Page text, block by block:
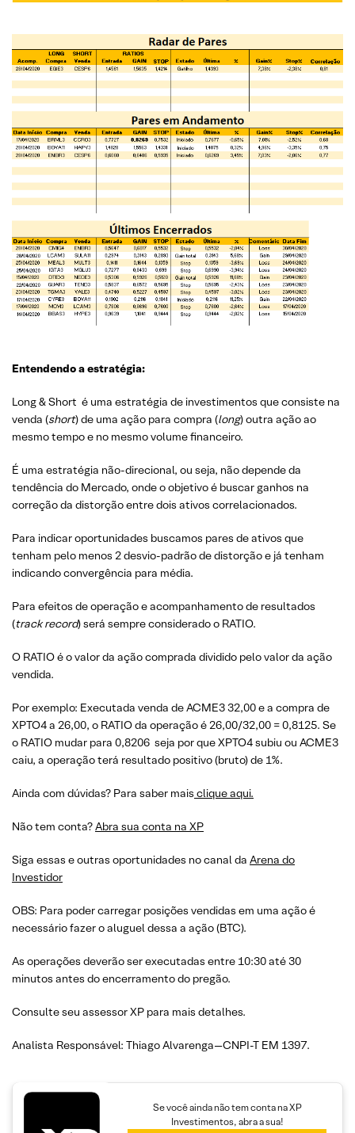
Entendendo a estratégia:
Long & Short é uma estratégia de investimentos que consiste na
venda (short) de uma ação para compra (long) outra ação ao
mesmo tempo e no mesmo volume financeiro.
É uma estratégia não-direcional, ou seja, não depende da
tendência do Mercado, onde o objetivo é buscar ganhos na
correção da distorção entre dois ativos correlacionados.
Para indicar oportunidades buscamos pares de ativos que
tenham pelo menos 2 desvio-padrão de distorção e já tenham
indicando convergência para média.
Para efeitos de operação e acompanhamento de resultados
(track record) será sempre considerado o RATIO.
O RATIO é o valor da ação comprada dividido pelo valor da ação
vendida.
Por exemplo: Executada venda de ACME3 32,00 e a compra de
XPTO4 a 26,00, o RATIO da operação é 26,00/32,00 = 0,8125. Se
o RATIO mudar para 0,8206 seja por que XPTO4 subiu ou ACME3
caiu, a operação terá resultado positivo (bruto) de 1%.
Ainda com dúvidas? Para saber mais clique aqui.
Não tem conta?Abra sua conta na XP
Siga essas e outras oportunidades no canal da Arena do
Investidor
OBS: Para poder carregar posições vendidas em uma ação é
necessário fazer o aluguel dessa a ação (BTC).
As operações deverão ser executadas entre 10:30 até 30
minutos antes do encerramento do pregão.
Consulte seu assessor XP para mais detalhes.
Analista Responsável: Thiago Alvarenga—CNPI-T EM 1397.
Se você ainda não tem conta na XP
Investimentos, abra a sua!